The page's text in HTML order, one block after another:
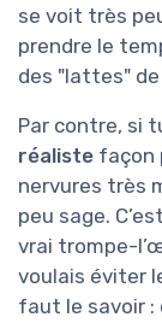
se voit très
prendre le
des "lattes" de
Par contre, si
réaliste façon
nervures très
peu sage.
vrai trompe-
voulais éviter
faut le savoir :